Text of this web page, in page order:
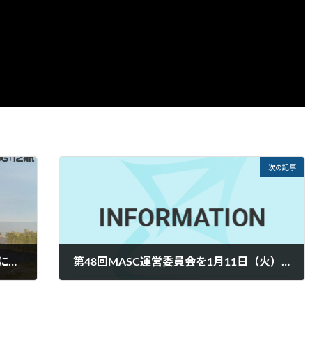
【空飛ぶクルマ】 EH216が浪江滑走路にて試験飛行成功《東日本初》
次の記事
第48回MASC運営委員会を1月11日（火）に開催予定